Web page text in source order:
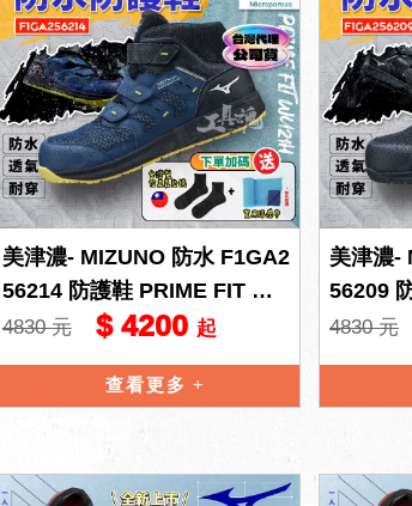
美津濃- MIZUNO 防水 F1GA2
56214 防護鞋 PRIME FIT WU
21H 高筒 工
4830 元 $ 4200 起
查看更多
美津濃-
56209
21H 高
4830 元